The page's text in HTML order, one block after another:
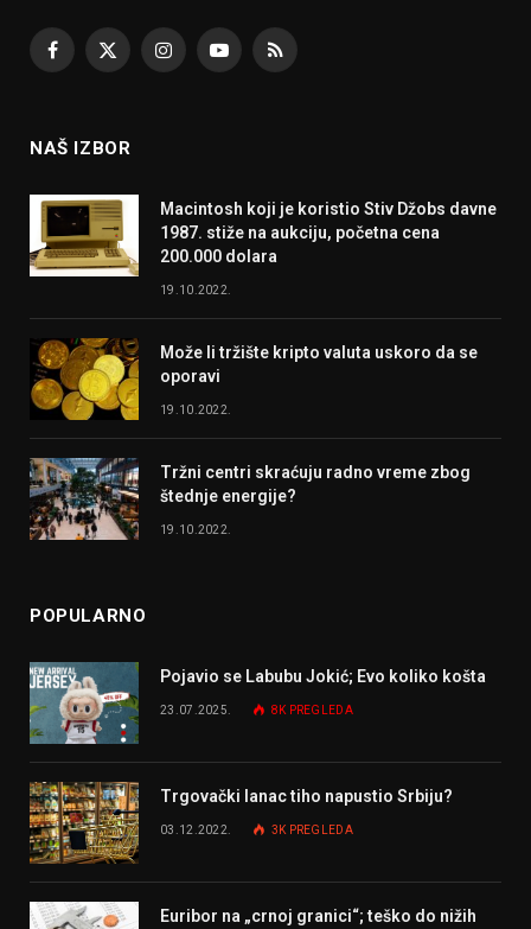
Facebook
X
InstagramYouTubeRSS
NAŠ IZBOR
Macintosh koji je koristio Stiv Džobs davne
1987. stiže na aukciju, početna cena
200.000 dolara
19.10.2022.
Može li tržište kripto valuta uskoro da se
oporavi
19.10.2022.
Tržni centri skraćuju radno vreme zbog
štednje energije?
19.10.2022.
POPULARNO
Pojavio se Labubu Jokić; Evo koliko košta
23.07.2025. 8K PREGLEDA
Trgovački lanac tiho napustio Srbiju?
03.12.2022. 3K PREGLEDA
Euribor na „crnoj granici“; teško do nižih